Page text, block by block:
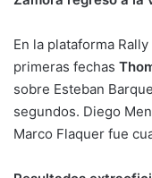
En la plataforma
primeras fechas
sobre Esteban
segundos. Diego
Marco Flaquer fue